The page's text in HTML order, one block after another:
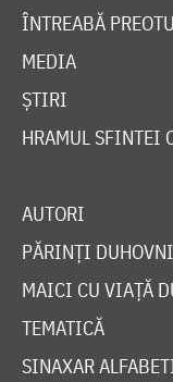
ÎNTREABĂ
MEDIA
ȘTIRI
HRAMUL SFINTEI
AUTORI
PĂRINȚI
MAICI CU VIAȚĂ
TEMATICĂ
SINAXAR